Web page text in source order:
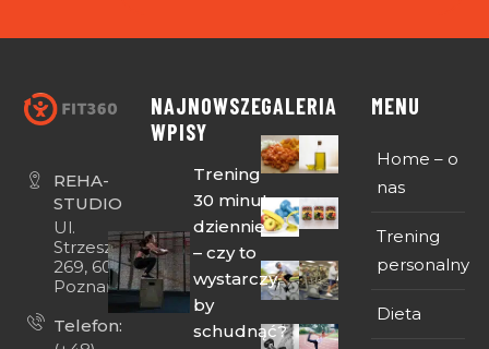
REHA-
STUDIO
Ul.
Strzeszyńska
269, 60-474
Poznań
Telefon:
NAJNOWSZE
WPISY
Trening
30 minut
dziennie
– czy to
wystarczy,
by
schudnąć?
GALERIA MENU
Home – o
nas
Trening
personalny
Dieta